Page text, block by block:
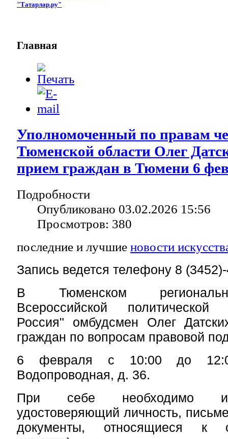
"Татарлар.ру"
Главная
Уполномоченный по правам
Тюменской области Олег
прием граждан в Тюмени 6
Подробности
Опубликовано 03.02.2026 15:56
Просмотров: 380
последние и лучшие новости
Запись ведется телефону 8
В Тюменском
Всероссийской
Россия" омбудсмен Олег
граждан по вопросам правовой
6 февраля с 10:00 до
Водопроводная, д. 36.
При себе необходимо
удостоверяющий личность,
документы, относящиеся к